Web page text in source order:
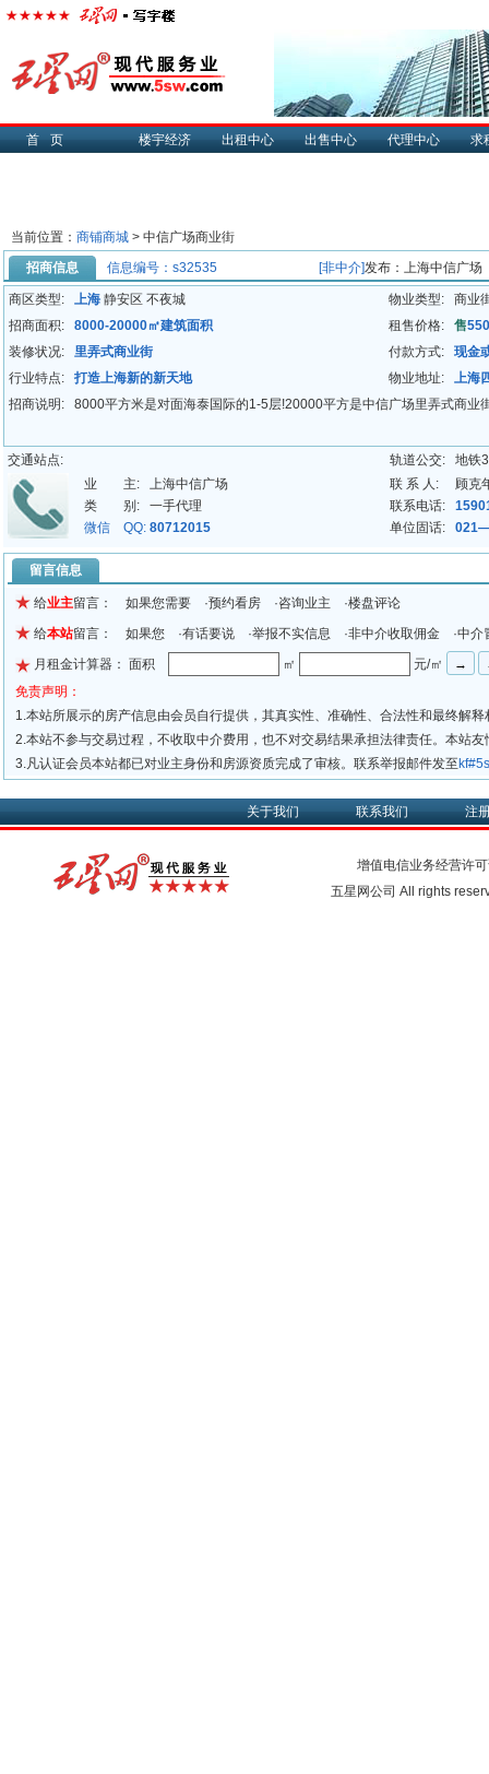
首页 楼宇经济 出租中心 出售中心 代理中心 求
当前位置： 商铺商城 > 中信广场商业街
招商信息
信息编号：s32535 [非中介]发布：上海中信广场
商区类型: 上海 静安区 不夜城 物业类型:
商业
招商面积:
8000-20000㎡建筑面积 租售价格: 售
装修状况:
里弄式商业街 付款方式:
现金
行业特点:
打造上海新的新天地 物业地址:
上海
招商说明:
8000平方米是对面海泰国际的1-5层!20000平方是中信广场里弄式商业
交通站点: 轨道公交:
地铁
业 主:
上海中信广场 联 系 人:
顾克
类 别:
一手代理 联系电话:
微信 QQ: 80712015 单位固话:
留言信息
给业主留言： 如果您需要 ·预约看房 ·咨询业主 ·楼盘评论
给本站留言： 如果您 ·有话要说 ·举报不实信息 ·非中介收取佣金 ·中介
月租金计算器： 面积
㎡
元/㎡
免责声明：
1.本站所展示的房产信息由会员自行提供，其真实性、准确性、合法性和最终解
2.本站不参与交易过程，不收取中介费用，也不对交易结果承担法律责任。本站
3.凡认证会员本站都已对业主身份和房源资质完成了审核。联系举报邮件发至
关于我们 联系我们 注
增值电信业务经营许
五星网公司 All rights